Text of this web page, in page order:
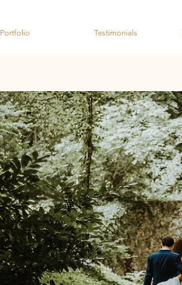
Portfolio Testimonials